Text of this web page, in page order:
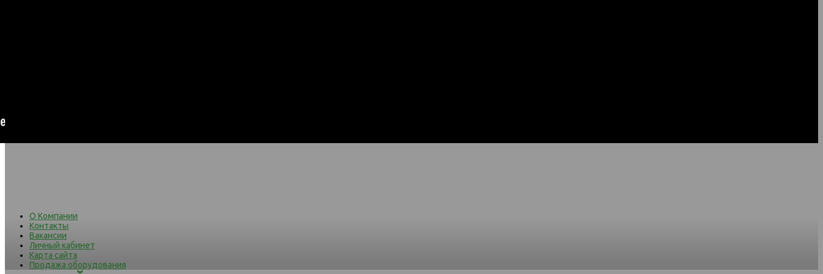
О Компании
Контакты
Вакансии
Личный кабинет
Карта сайта
Продажа оборудования